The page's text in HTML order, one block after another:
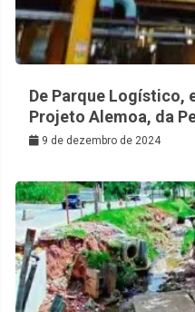
De Parque Logístico,
Projeto Alemoa, da
9 de dezembro de 2024